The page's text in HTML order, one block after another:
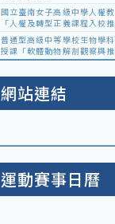
國立臺南女子高級中學人權
「人權及轉型正義課程入校
普通型高級中等學校生物學
授課「軟體動物解剖觀察與
網站連結
運動賽事日曆